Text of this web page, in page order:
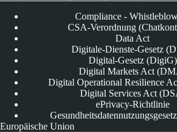
Compliance -
CSA-Verordnung
Data Act
Digitale-Dienste-Gesetz
Digital-Gesetz (DigiG)
Digital Markets Act
Digital Operational Resilience
Digital Services Act
ePrivacy-Richtlinie
Europäische Union